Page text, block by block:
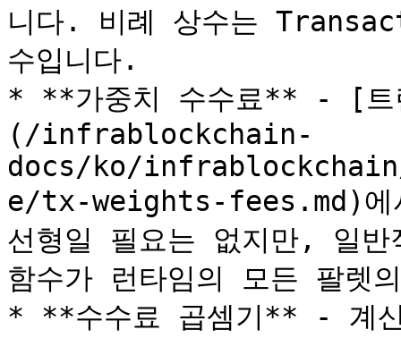
니다. 비례 상수는
수입니다.
* **가중치 수수료** - [트
(/infrablockchain-
docs/ko/
e/tx-weights-fees.md)에
선형일 필요는 없지만, 일
함수가 런타임의 모든 팔렛
* **수수료 곱셈기** - 계